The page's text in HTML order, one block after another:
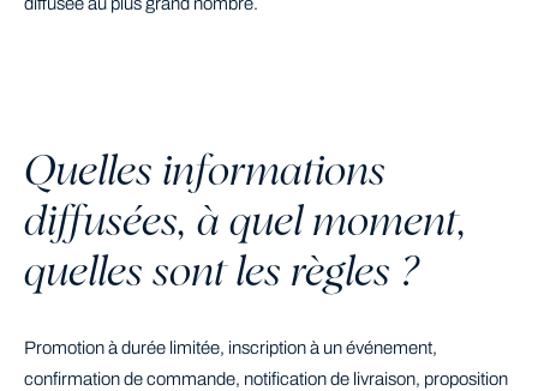
Quelles informations
diffusées, à quel moment,
quelles sont les règles ?
Promotion à durée limitée, inscription à un événement,
confirmation de commande, notification de livraison, proposition